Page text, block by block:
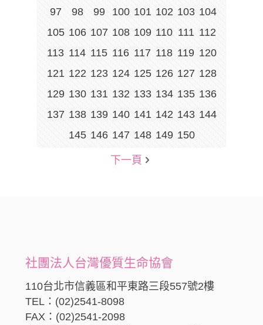
97
98 99 100 101 102 103 104
105 106 107 108 109 110 111 112
113 114 115 116 117 118 119 120
121 122 123 124 125 126 127 128
129 130 131 132 133 134 135 136
137 138 139 140 141 142 143 144
145 146 147 148 149 150
下一頁
社團法人台灣優質生命協會
110台北市信義區和平東路三段557號2樓
TEL：(02)2541-8098
FAX：(02)2541-2098